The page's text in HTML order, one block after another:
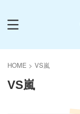
HOME > VS嵐
VS嵐